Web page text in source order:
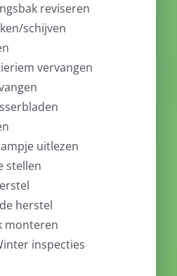
reviseren
schijven
vervangen
uitlezen
stellen
herstel
monteren
inspecties